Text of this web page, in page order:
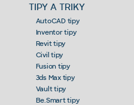
TIPY A TRIKY
AutoCAD tipy
Inventor tipy
Revit tipy
Civil tipy
Fusion tipy
3ds Max tipy
Vault tipy
Be.Smart tipy